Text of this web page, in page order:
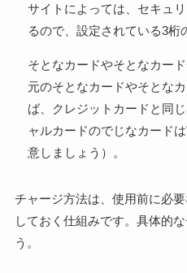
サイトによっては、セキュ
るので、設定されている3桁
そとなカードやそとなカー
元のそとなカードやそとな
ば、クレジットカードと同
ャルカードのでじなカード
意しましょう）。
チャージ方法は、使用前に必
しておく仕組みです。具体的
う。